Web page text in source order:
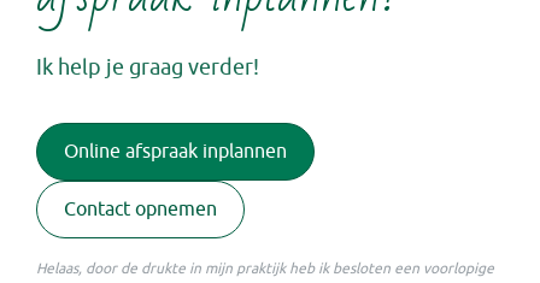
Ik help je graag verder!
Online afspraak inplannen
Contact opnemen
Helaas, door de drukte in mijn praktijk heb ik besloten een voorlopige